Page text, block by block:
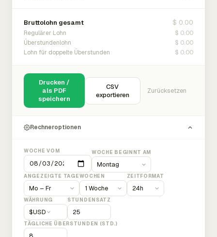
Bruttolohn gesamt $ 0.00
Regulärer Lohn $ 0.00
Überstundenlohn $ 0.00
Lohn für doppelte Überstunden $ 0.00
Drucken /
als PDF
speichern
CSV
exportieren
Zurücksetzen
Rechneroptionen
WOCHE VOM WOCHE BEGINNT AM
ANGEZEIGTE TAGEWOCHEN ZEITFORMAT
WÄHRUNG
$USD
STUNDENSATZ
TÄGLICHE ÜBERSTUNDEN (STD.)